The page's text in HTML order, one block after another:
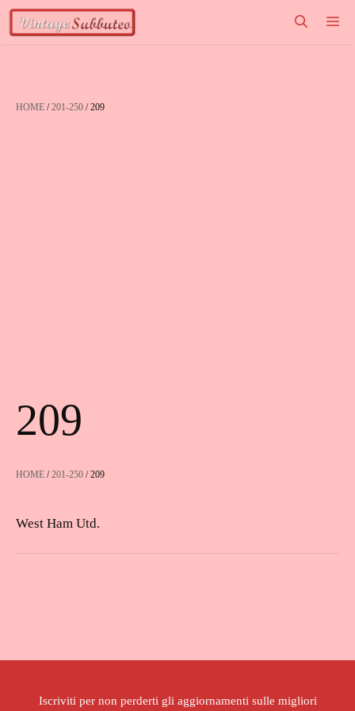
Vai
HOME /201-250 / 209
209
HOME /201-250 / 209
West Ham Utd.
Iscriviti per non perderti gli aggiornamenti sulle migliori